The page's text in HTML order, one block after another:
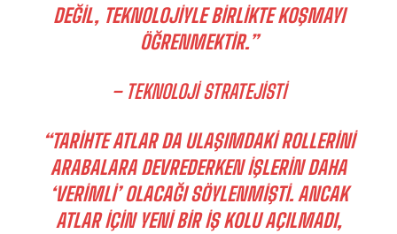
DEĞIL, TEKNOLOJIYLE BIRLIKTE KOŞMAYI
ÖĞRENMEKTIR.”
– TEKNOLOJI STRATEJISTI
“TARIHTE ATLAR DA ULAŞIMDAKI ROLLERINI
ARABALARA DEVREDERKEN IŞLERIN DAHA
‘VERIMLI’ OLACAĞI SÖYLENMIŞTI. ANCAK
ATLAR IÇIN YENI BIR IŞ KOLU AÇILMADI,